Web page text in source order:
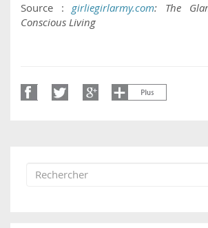
Source :girliegirlarmy.com: The
Conscious Living
Formulaire de recherche